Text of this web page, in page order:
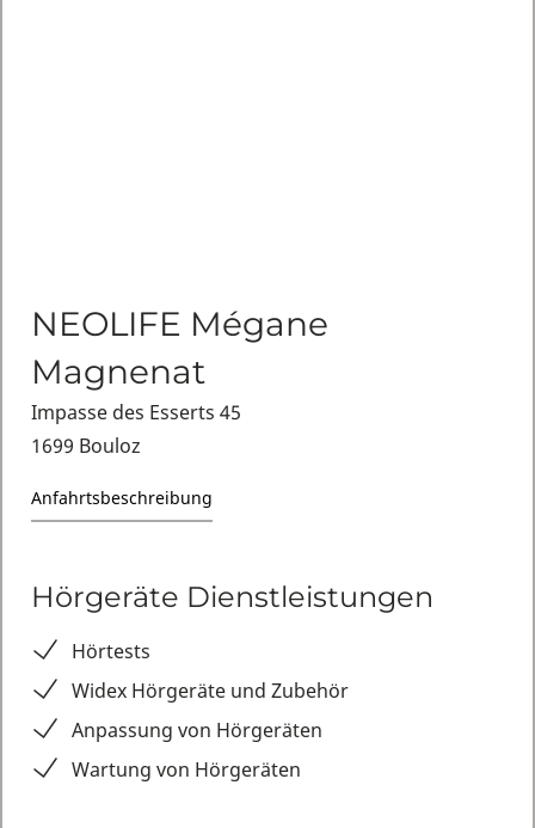
NEOLIFE Mégane
Magnenat
Impasse des Esserts 45
1699 Bouloz
Anfahrtsbeschreibung
Hörgeräte Dienstleistungen
Hörtests
Widex Hörgeräte und Zubehör
Anpassung von Hörgeräten
Wartung von Hörgeräten